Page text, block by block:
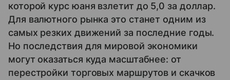
которой курс юаня взлетит до 5,0 за доллар.
Для валютного рынка это станет одним из
самых резких движений за последние годы.
Но последствия для мировой экономики
могут оказаться куда масштабнее: от
перестройки торговых маршрутов и скачков